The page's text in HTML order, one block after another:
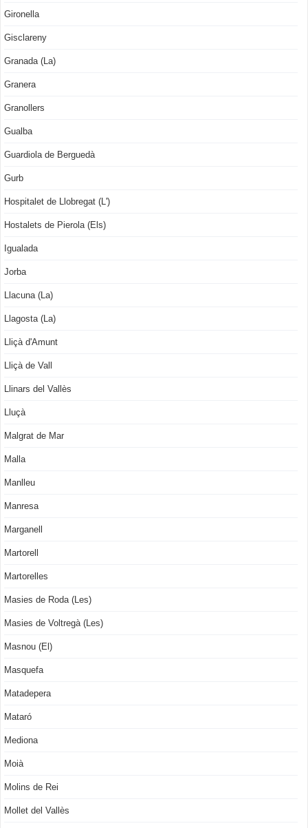
Gironella
Gisclareny
Granada (La)
Granera
Granollers
Gualba
Guardiola de Berguedà
Gurb
Hospitalet de Llobregat (L')
Hostalets de Pierola (Els)
Igualada
Jorba
Llacuna (La)
Llagosta (La)
Lliçà d'Amunt
Lliçà de Vall
Llinars del Vallès
Lluçà
Malgrat de Mar
Malla
Manlleu
Manresa
Marganell
Martorell
Martorelles
Masies de Roda (Les)
Masies de Voltregà (Les)
Masnou (El)
Masquefa
Matadepera
Mataró
Mediona
Moià
Molins de Rei
Mollet del Vallès